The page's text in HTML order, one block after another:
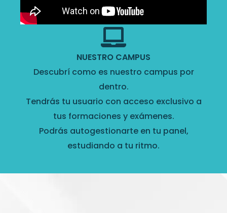
NUESTRO CAMPUS
Descubrí como es nuestro campus por
dentro.
Tendrás tu usuario con acceso exclusivo a
tus formaciones y exámenes.
Podrás autogestionarte en tu panel,
estudiando a tu ritmo.